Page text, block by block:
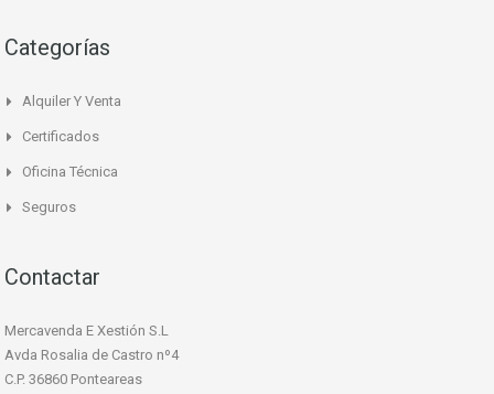
Categorías
Alquiler Y Venta
Certificados
Oficina Técnica
Seguros
Contactar
Mercavenda E Xestión S.L
Avda Rosalia de Castro nº4
C.P. 36860 Ponteareas